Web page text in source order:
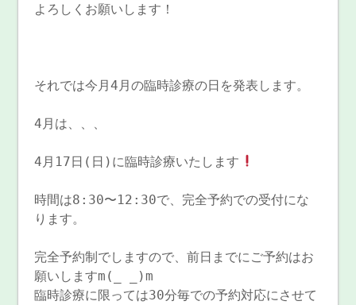
よろしくお願いします！
それでは今月4月の臨時診療の日を発表します。
4月は、、、
4月17日(日)に臨時診療いたします
時間は8:30〜12:30で、完全予約での受付にな
ります。
完全予約制でしますので、前日までにご予約はお
願いしますm(_ _)m
臨時診療に限っては30分毎での予約対応にさせて